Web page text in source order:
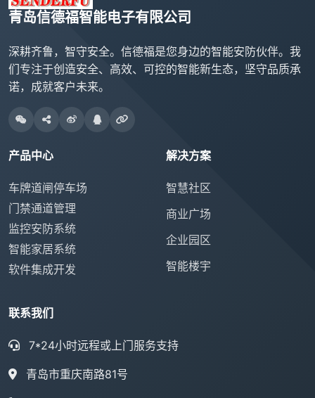
青岛信德福智能电子有限公司
深耕齐鲁，智守安全。信德福是您身边的智能安防伙伴。我
们专注于创造安全、高效、可控的智能新生态，坚守品质承
诺，成就客户未来。
产品中心
车牌道闸停车场
门禁通道管理
监控安防系统
智能家居系统
软件集成开发
解决方案
智慧社区
商业广场
企业园区
智能楼宇
联系我们
7*24小时远程或上门服务支持
青岛市重庆南路81号